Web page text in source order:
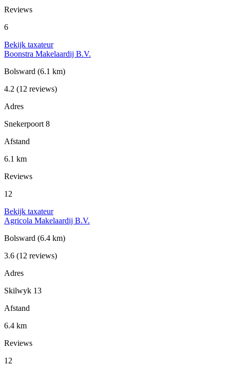
Reviews
6
Bekijk taxateur
Boonstra Makelaardij B.V.
Bolsward (6.1 km)
4.2 (12 reviews)
Adres
Snekerpoort 8
Afstand
6.1 km
Reviews
12
Bekijk taxateur
Agricola Makelaardij B.V.
Bolsward (6.4 km)
3.6 (12 reviews)
Adres
Skilwyk 13
Afstand
6.4 km
Reviews
12